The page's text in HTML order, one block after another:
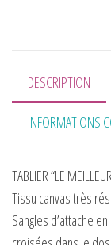
DESCRIPTION
INFORMATIONS
TABLIER “LE
Tissu canvas très
Sangles d’attache